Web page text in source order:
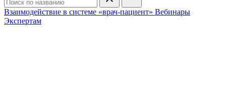
Взаимодействие в системе «врач-пациент» Вебинары
Экспертам